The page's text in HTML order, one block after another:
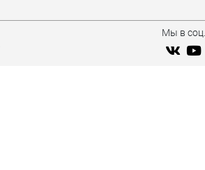
Мы в соц.